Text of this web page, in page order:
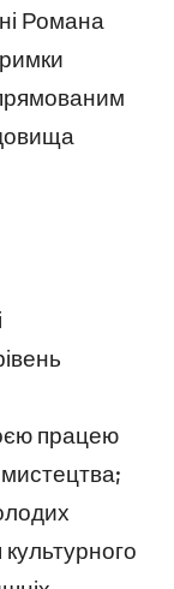
Романа
працею